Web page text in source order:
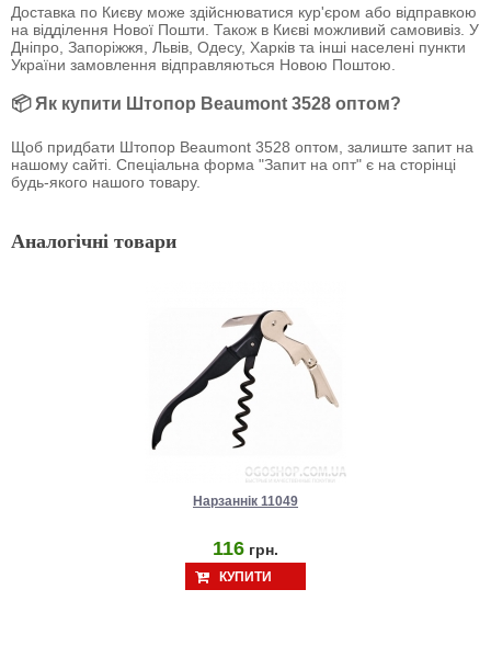
Доставка по Києву може здійснюватися кур'єром або відправкою
на відділення Нової Пошти. Також в Києві можливий самовивіз. У
Дніпро, Запоріжжя, Львів, Одесу, Харків та інші населені пункти
України замовлення відправляються Новою Поштою.
📦 Як купити Штопор Beaumont 3528 оптом?
Щоб придбати Штопор Beaumont 3528 оптом, залиште запит на
нашому сайті. Спеціальна форма "Запит на опт" є на сторінці
будь-якого нашого товару.
Аналогічні товари
Нарзаннік 11049
116 грн.
КУПИТИ